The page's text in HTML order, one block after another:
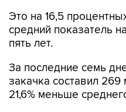
Это на 16,5
средний показатель
пять лет.
За последние семь
закачка составил 269
21,6% меньше